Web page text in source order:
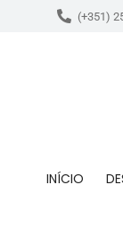
(+351)
INÍCIO